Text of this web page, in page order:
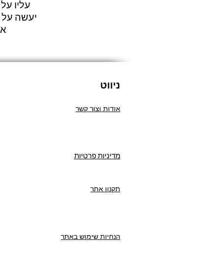
עליו
יעשה על
ניווט
אודות וצור קשר
מדיניות פרטיות
תקנון אתר
הנחיות שימוש באתר